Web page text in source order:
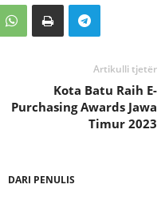
Artikulli tjetër
Kota Batu Raih E-
Purchasing Awards Jawa
Timur 2023
DARI PENULIS